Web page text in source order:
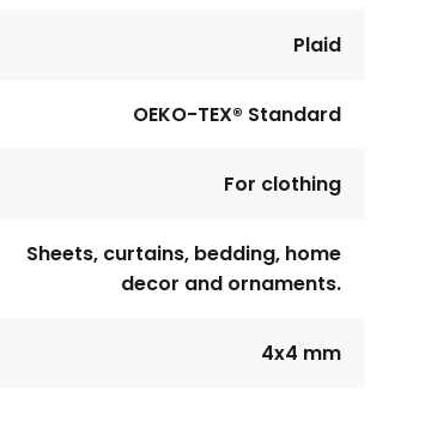
Plaid
OEKO-TEX® Standard
For clothing
Sheets, curtains, bedding, home
decor and ornaments.
4x4 mm